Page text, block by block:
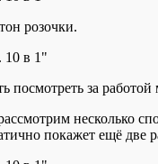
розочки.
посмотреть за
несколько
покажет ещё